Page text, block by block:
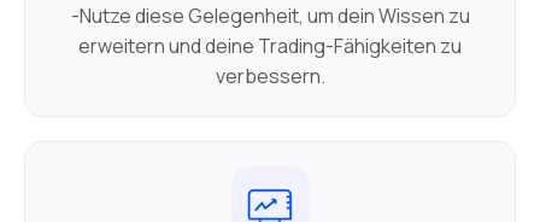
-Nutze diese Gelegenheit, um dein Wissen zu
erweitern und deine Trading-Fähigkeiten zu
verbessern.